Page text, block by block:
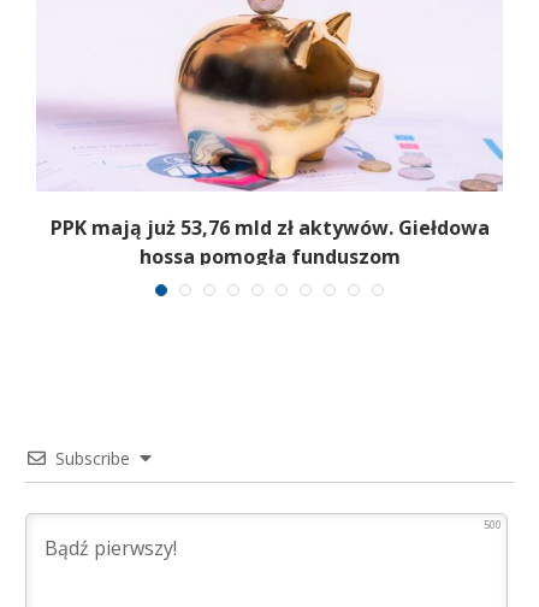
PPK mają już 53,76 mld zł aktywów. Giełdowa
hossa pomogła funduszom
Subscribe
500